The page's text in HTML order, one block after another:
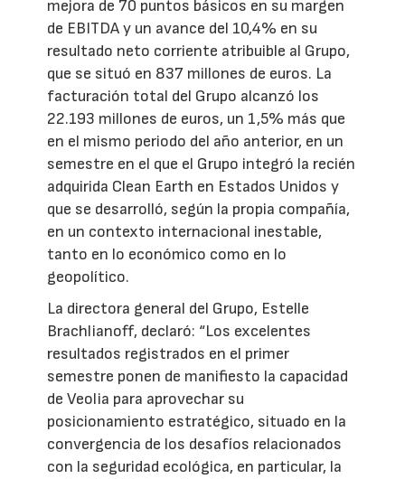
mejora de 70 puntos básicos en su margen
de EBITDA y un avance del 10,4% en su
resultado neto corriente atribuible al Grupo,
que se situó en 837 millones de euros. La
facturación total del Grupo alcanzó los
22.193 millones de euros, un 1,5% más que
en el mismo periodo del año anterior, en un
semestre en el que el Grupo integró la recién
adquirida Clean Earth en Estados Unidos y
que se desarrolló, según la propia compañía,
en un contexto internacional inestable,
tanto en lo económico como en lo
geopolítico.
La directora general del Grupo, Estelle
Brachlianoff, declaró: “Los excelentes
resultados registrados en el primer
semestre ponen de manifiesto la capacidad
de Veolia para aprovechar su
posicionamiento estratégico, situado en la
convergencia de los desafíos relacionados
con la seguridad ecológica, en particular, la